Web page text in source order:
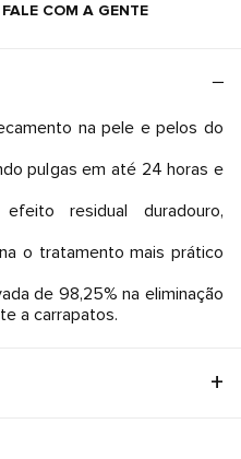
FALE COM A GENTE
na pele e pelos do
pulgas em até 24 horas e
residual duradouro,
o tratamento mais prático
de 98,25% na eliminação